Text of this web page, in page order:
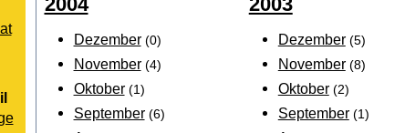
Dezember (0)
November (4)
Oktober (1)
September (6)
Dezember (5)
November (8)
Oktober (2)
September (1)